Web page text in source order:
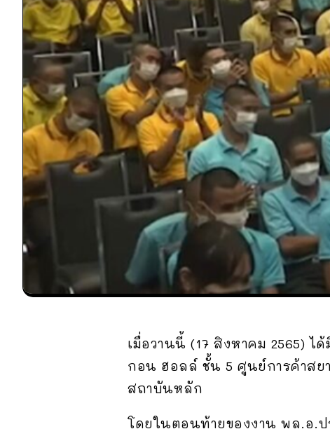
เมื่อวานนี้ (17 สิงหาคม 2565) ไ
กอน ฮอลล์ ชั้น 5 ศูนย์การค้าสย
สถาบันหลัก
โดยในตอนท้ายของงาน พล.อ.ป